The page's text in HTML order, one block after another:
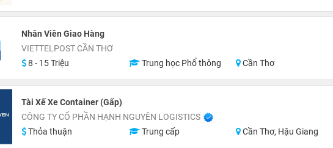
Nhân Viên Giao Hàng
VIETTELPOST CẦN THƠ
8 - 15 Triệu
Trung học Phổ thông Cần Thơ
Tài Xế Xe Container (Gấp)
CÔNG TY CỔ PHẦN HẠNH NGUYÊN LOGISTICS
Thỏa thuận
Trung cấp Cần Thơ, Hậu Giang